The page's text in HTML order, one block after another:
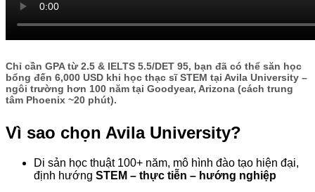
Chỉ cần GPA từ 2.5 & IELTS 5.5/DET 95, bạn đã có thể săn học
bổng đến 6,000 USD khi học thạc sĩSTEM tại Avila University –
ngôi trường hơn 100 năm tại Goodyear, Arizona (cách trung
tâm Phoenix ~20 phút).
Vì sao chọn Avila University?
Di sản học thuật 100+ năm, mô hình đào tạo hiện đại,
định hướng STEM – thực tiễn – hướng nghiệp